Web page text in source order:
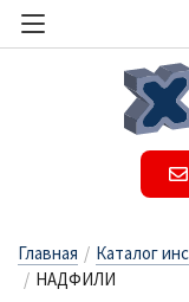
Главная / Каталог
/ НАДФИЛИ